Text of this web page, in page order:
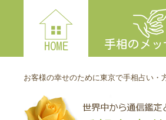
HOME 手相のメッ
お客様の幸せのために東京で手相占い